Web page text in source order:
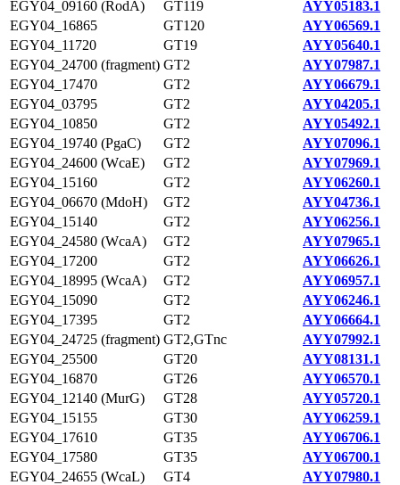
EGY04_09160 (RodA) GT119
AYY05183.1
EGY04_16865
GT120
AYY06569.1
EGY04_11720
GT19
AYY05640.1
EGY04_24700 (fragment) GT2
AYY07987.1
EGY04_17470
GT2
AYY06679.1
EGY04_03795
GT2
AYY04205.1
EGY04_10850
GT2
AYY05492.1
EGY04_19740 (PgaC)
GT2
AYY07096.1
EGY04_24600 (WcaE)
GT2
AYY07969.1
EGY04_15160
GT2
AYY06260.1
EGY04_06670 (MdoH)
GT2
AYY04736.1
EGY04_15140
GT2
AYY06256.1
EGY04_24580 (WcaA)
GT2
AYY07965.1
EGY04_17200
GT2
AYY06626.1
EGY04_18995 (WcaA)
GT2
AYY06957.1
EGY04_15090
GT2
AYY06246.1
EGY04_17395
GT2
AYY06664.1
EGY04_24725 (fragment) GT2,GTnc
AYY07992.1
EGY04_25500
GT20
AYY08131.1
EGY04_16870
GT26
AYY06570.1
EGY04_12140 (MurG)
GT28
AYY05720.1
EGY04_15155
GT30
AYY06259.1
EGY04_17610
GT35
AYY06706.1
EGY04_17580
GT35
AYY06700.1
EGY04_24655 (WcaL)
GT4
AYY07980.1